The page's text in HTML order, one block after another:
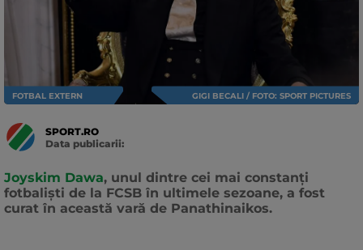
FOTBAL EXTERN GIGI BECALI / FOTO: SPORT PICTURES
SPORT.RO
Data publicarii:
Joyskim Dawa, unul dintre cei mai constanți
fotbaliști de la FCSB în ultimele sezoane, a fost
curat în această vară de Panathinaikos.